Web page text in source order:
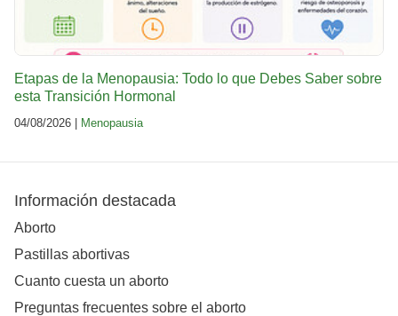
Etapas de la Menopausia: Todo lo que Debes Saber sobre
esta Transición Hormonal
04/08/2026 | Menopausia
Información destacada
Aborto
Pastillas abortivas
Cuanto cuesta un aborto
Preguntas frecuentes sobre el aborto